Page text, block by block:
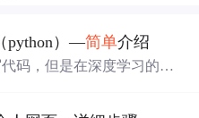
python）—简单介绍
码，但是在深度学习的部